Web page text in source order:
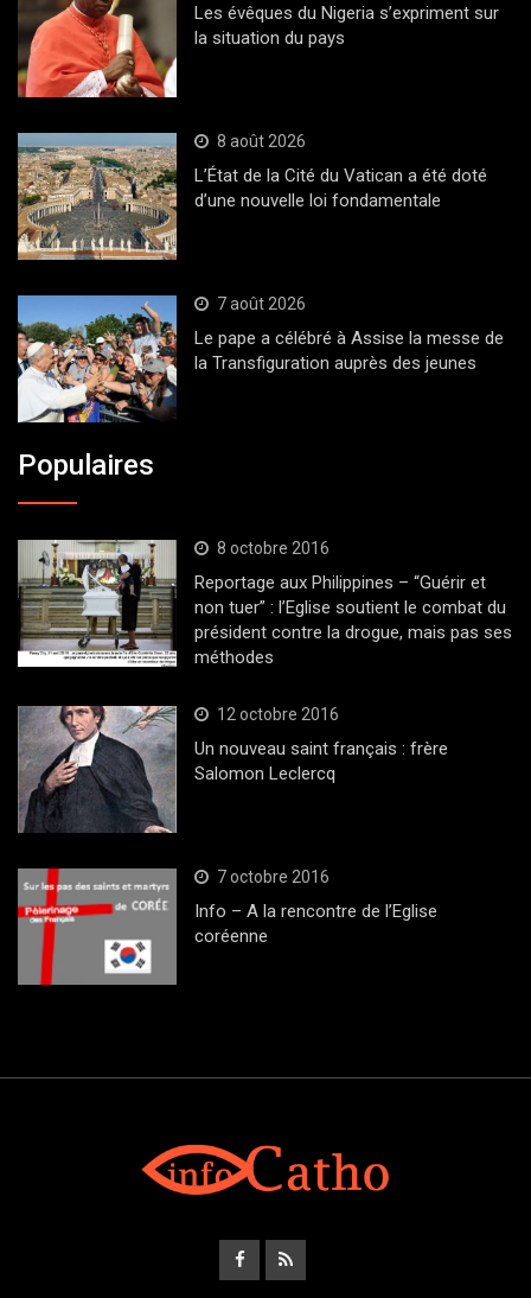
Les évêques du Nigeria s’expriment sur
la situation du pays
8 août 2026
L’État de la Cité du Vatican a été doté
d’une nouvelle loi fondamentale
7 août 2026
Le pape a célébré à Assise la messe de
la Transfiguration auprès des jeunes
Populaires
8 octobre 2016
Reportage aux Philippines – “Guérir et
non tuer” : l’Eglise soutient le combat du
président contre la drogue, mais pas ses
méthodes
12 octobre 2016
Un nouveau saint français : frère
Salomon Leclercq
7 octobre 2016
Info – A la rencontre de l’Eglise
coréenne